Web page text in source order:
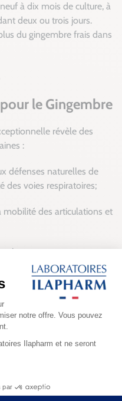
à dix mois de culture, à
deux ou trois jours.
du gingembre frais dans
le Gingembre
révèle des
:
défenses naturelles de
des voies respiratoires;
mobilité des articulations et
de la vitalité/de l'énergie
de glucose dans le sang
Gélules pour le contrôle
dosage journalier précis
respecte ce dosage,
listes d'ingrédients.